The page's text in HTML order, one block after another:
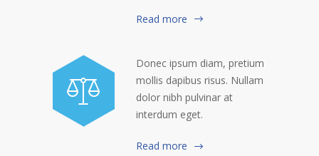
Read more
Donec ipsum diam, pretium
mollis dapibus risus. Nullam
dolor nibh pulvinar at
interdum eget.
Read more